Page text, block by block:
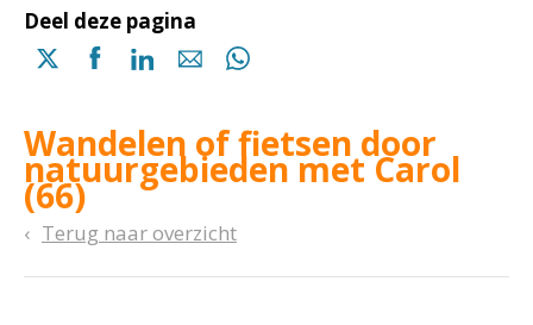
Deel deze pagina
Delen
(opent
in
een
nieuwe
pagina)
Delen
(opent
in
een
nieuwe
pagina)
Delen
(opent
in
een
pagina)
Delen
mail
Delen
(opent
in
een
pagina)
Wandelen of fietsen door
natuurgebieden met Carol
(66)
Terug naar overzicht